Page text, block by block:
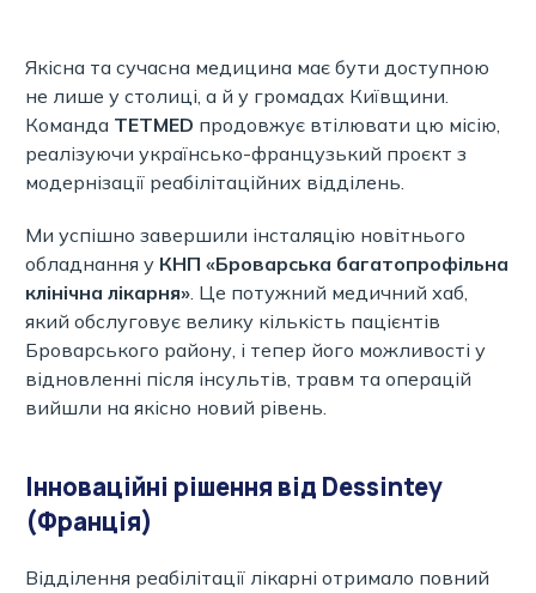
Якісна та сучасна медицина має бути доступною
не лише у столиці, а й у громадах Київщини.
Команда TETMED продовжує втілювати цю місію,
реалізуючи українсько-французький проєкт з
модернізації реабілітаційних відділень.
Ми успішно завершили інсталяцію новітнього
обладнання у КНП «Броварська багатопрофільна
клінічна лікарня». Це потужний медичний хаб,
який обслуговує велику кількість пацієнтів
Броварського району, і тепер його можливості у
відновленні після інсультів, травм та операцій
вийшли на якісно новий рівень.
Інноваційні рішення від Dessintey
(Франція)
Відділення реабілітації лікарні отримало повний